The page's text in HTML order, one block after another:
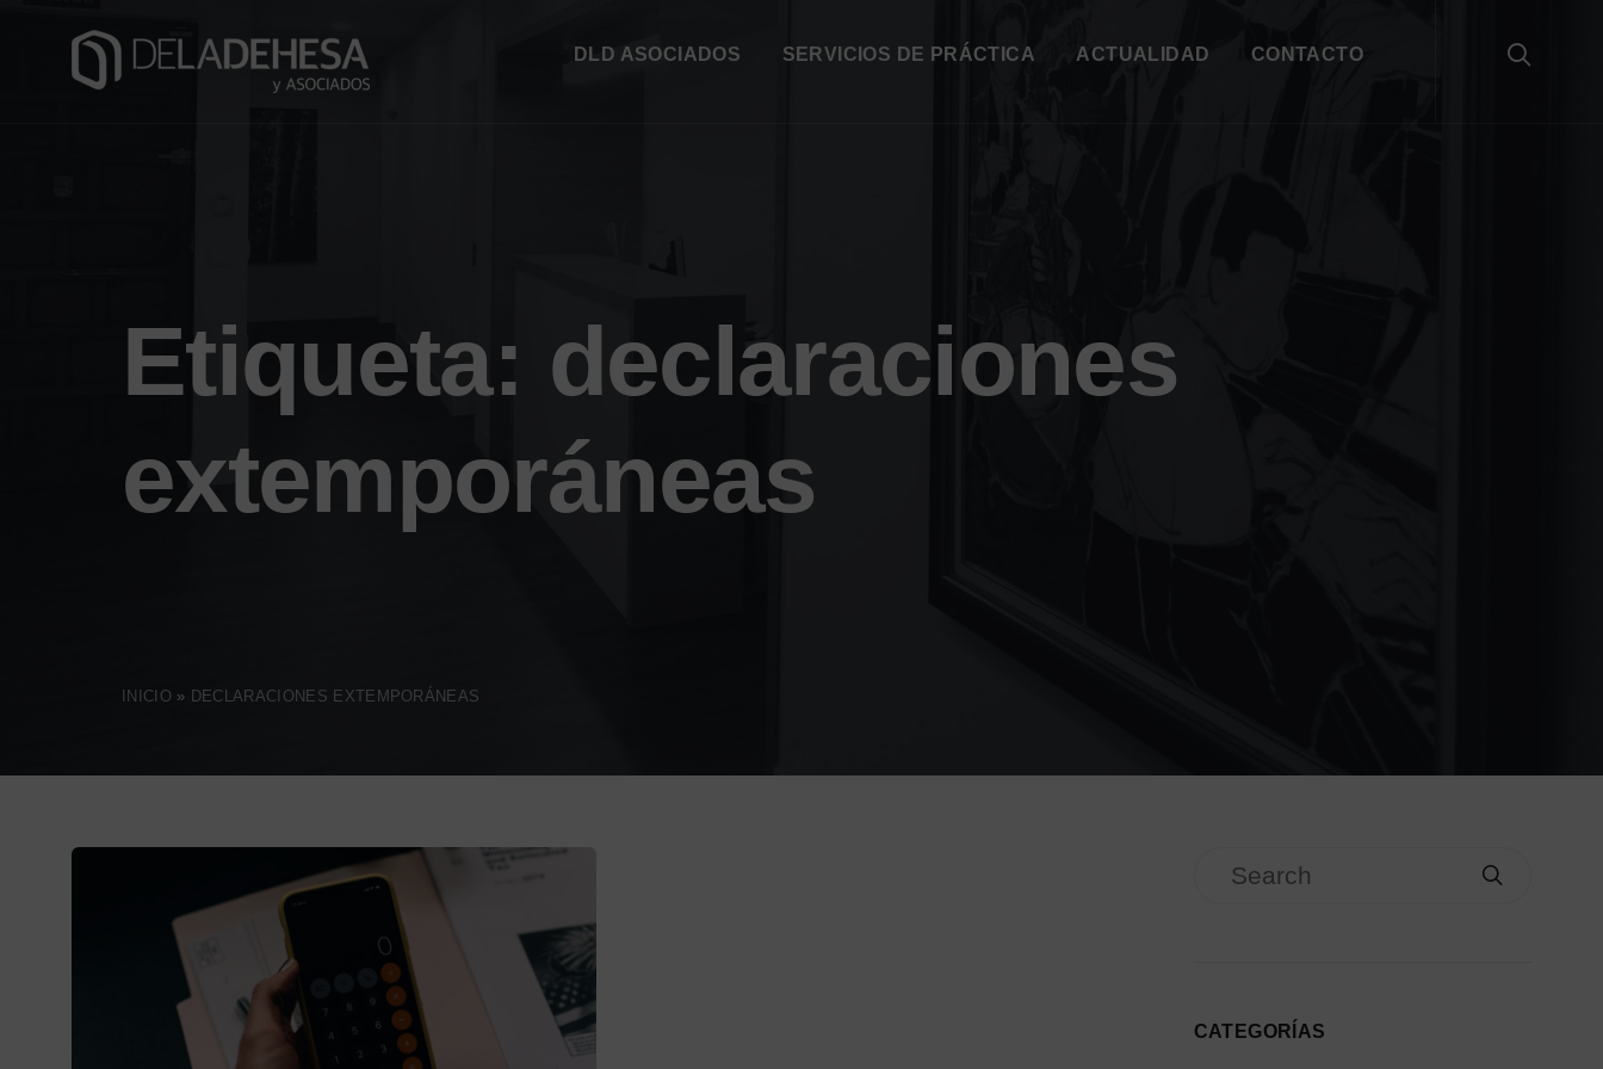
DLD ASOCIADOS SERVICIOS DE PRÁCTICA ACTUALIDAD CONTACTO
Etiqueta: declaraciones
extemporáneas
INICIO » DECLARACIONES EXTEMPORÁNEAS
CATEGORÍAS